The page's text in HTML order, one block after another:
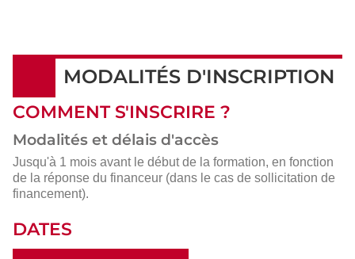
MODALITÉS D'INSCRIPTION
COMMENT S'INSCRIRE ?
Modalités et délais d'accès
Jusqu'à 1 mois avant le début de la formation, en fonction
de la réponse du financeur (dans le cas de sollicitation de
financement).
DATES